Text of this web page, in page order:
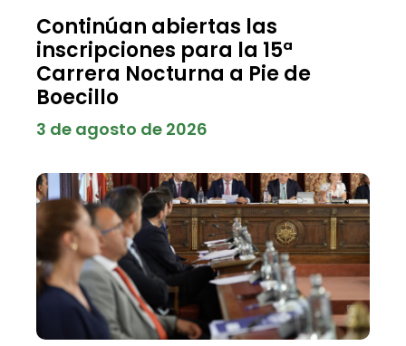
Continúan abiertas las
inscripciones para la 15ª
Carrera Nocturna a Pie de
Boecillo
3 de agosto de 2026